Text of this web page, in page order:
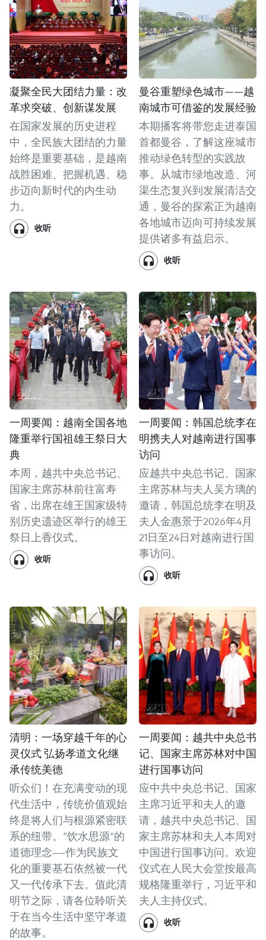
凝聚全民大团结力量：改
革求突破、创新谋发展
在国家发展的历史进程
中，全民族大团结的力量
始终是重要基础，是越南
战胜困难、把握机遇、稳
步迈向新时代的内生动
力。
收听
曼谷重塑绿色城市——越
南城市可借鉴的发展经验
本期播客将带您走进泰国
首都曼谷，了解这座城市
推动绿色转型的实践故
事。从城市绿地改造、河
渠生态复兴到发展清洁交
通，曼谷的探索正为越南
各地城市迈向可持续发展
提供诸多有益启示。
收听
一周要闻：越南全国各地
隆重举行国祖雄王祭日大
典
本周，越共中央总书记、
国家主席苏林前往富寿
省，出席在雄王国家级特
别历史遗迹区举行的雄王
祭日上香仪式。
收听
一周要闻：韩国总统李在
明携夫人对越南进行国事
访问
应越共中央总书记、国家
主席苏林与夫人吴方璃的
邀请，韩国总统李在明及
夫人金惠景于2026年4月
21日至24日对越南进行国
事访问。
收听
清明：一场穿越千年的心
灵仪式 弘扬孝道文化继
承传统美德
听众们！在充满变动的现
代生活中，传统价值观始
终是将人们与根源紧密联
系的纽带。“饮水思源”的
道德理念——作为民族文
化的重要基石依然被一代
又一代传承下去。值此清
明节之际，请各位聆听关
于在当今生活中坚守孝道
的故事。
一周要闻：越共中央总书
记、国家主席苏林对中国
进行国事访问
应中共中央总书记、国家
主席习近平和夫人的邀
请，越共中央总书记、国
家主席苏林和夫人本周对
中国进行国事访问。欢迎
仪式在人民大会堂按最高
规格隆重举行，习近平和
夫人主持仪式。
收听